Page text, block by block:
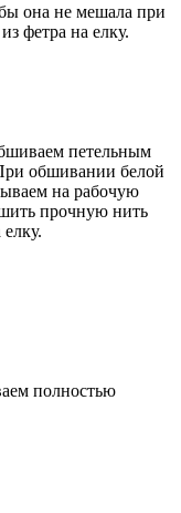
она не мешала при
фетра на елку.
петельным
обшивании белой
на рабочую
прочную нить
полностью